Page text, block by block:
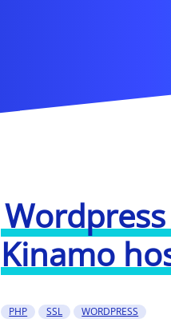
Kinamo
PHP SSL WORDPRESS